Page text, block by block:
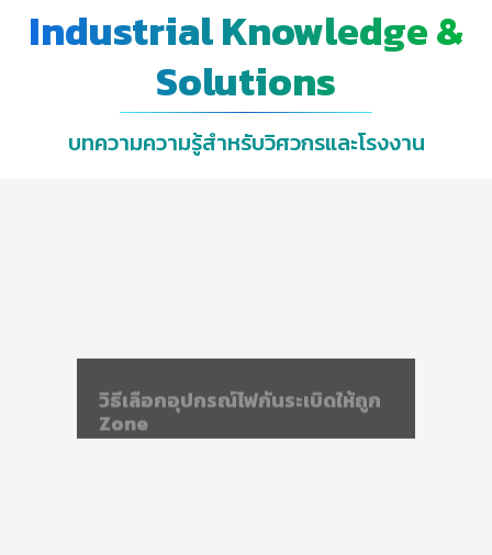
Industrial Knowledge &
Solutions
บทความความรู้สำหรับวิศวกรและโรงงาน
วิธีเลือกอุปกรณ์ไฟกันระเบิดให้ถูก
Zone